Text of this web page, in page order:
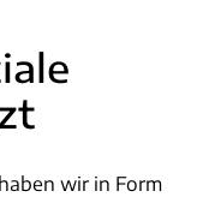
wir in Form